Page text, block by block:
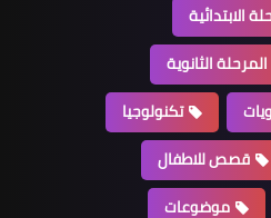
الابتدائية
المرحلة الثانوية
تكنولوجيا
قصص للاطفال
موضوعات